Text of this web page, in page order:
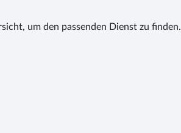
um den passenden Dienst zu finden.